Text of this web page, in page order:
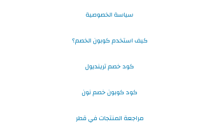
سياسة الخصوصية
كيف استخدم كوبون الخصم؟
كود خصم ترينديول
كود كوبون خصم نون
مراجعة المنتجات في قطر